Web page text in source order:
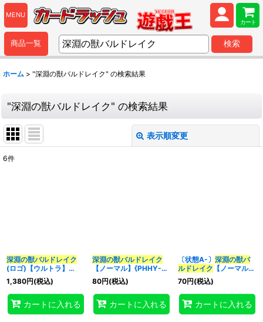
MENU
カート
商品一覧 検索
ホーム > "深淵の獣バルドレイク" の検索結果
"深淵の獣バルドレイク" の検索結果
表示順変更
カテゴリ:
特集:
6件
深淵の獣バルドレイク
(ロゴ)【ウルトラ】
{CF01-JP142}《モンス
ター》
1,380円(税込)
カートに入れる
深淵の獣バルドレイク
【ノーマル】{PHHY-
JP004}《モンスター》
80円(税込)
カートに入れる
〔状態A-〕 深淵の獣バ
ルドレイク 【ノーマル】
{PHHY-JP004}《モン
スター》
70円(税込)
カートに入れる